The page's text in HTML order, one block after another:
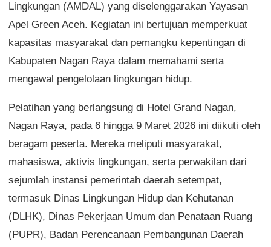
Lingkungan (AMDAL) yang diselenggarakan Yayasan
Apel Green Aceh. Kegiatan ini bertujuan memperkuat
kapasitas masyarakat dan pemangku kepentingan di
Kabupaten Nagan Raya dalam memahami serta
mengawal pengelolaan lingkungan hidup.
Pelatihan yang berlangsung di Hotel Grand Nagan,
Nagan Raya, pada 6 hingga 9 Maret 2026 ini diikuti oleh
beragam peserta. Mereka meliputi masyarakat,
mahasiswa, aktivis lingkungan, serta perwakilan dari
sejumlah instansi pemerintah daerah setempat,
termasuk Dinas Lingkungan Hidup dan Kehutanan
(DLHK), Dinas Pekerjaan Umum dan Penataan Ruang
(PUPR), Badan Perencanaan Pembangunan Daerah